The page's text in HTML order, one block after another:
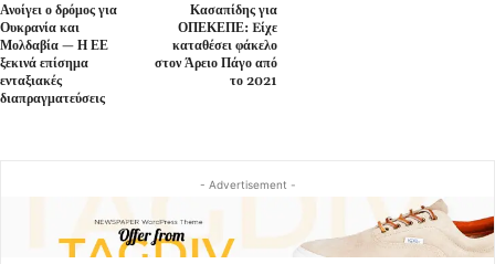
Ανοίγει ο δρόμος για
Ουκρανία και
Μολδαβία — Η ΕΕ
ξεκινά επίσημα
ενταξιακές
διαπραγματεύσεις
Κασαπίδης για
ΟΠΕΚΕΠΕ: Eίχε
καταθέσει φάκελο
στον Άρειο Πάγο από
το 2021
- Advertisement -